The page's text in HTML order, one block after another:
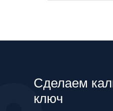
Сделаем
ключ